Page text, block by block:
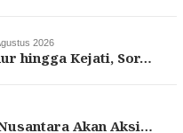
2026
hingga Kejati, Sor…
Akan Aksi…